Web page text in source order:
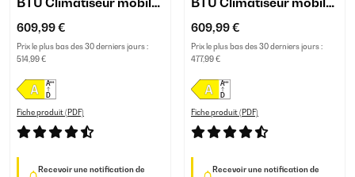
Anthracite
609,99 €
Prix le plus bas des 30 derniers jours :
514,99 €
Fiche produit (PDF)
Recevoir une notification de
Blanc
609,99 €
Prix le plus bas des 30 derniers jours :
477,99 €
Fiche produit (PDF)
Recevoir une notification de